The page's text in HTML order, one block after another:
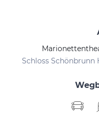
Schloss Schönbrunn